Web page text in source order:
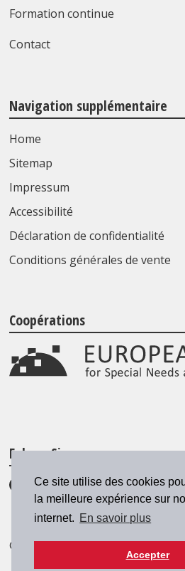
Ce site utilise des cookies
la meilleure expérience sur
internet. En savoir plus
Accepter
Formation continue
Contact
Navigation supplémentaire
Home
Sitemap
Impressum
Accessibilité
Déclaration de confidentialité
Conditions générales de vente
Coopérations
Folgen Sie uns
© 2026 SZH/CSPS|